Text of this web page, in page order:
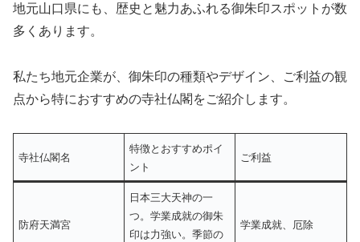
地元山口県にも、歴史と魅力あふれる御朱印スポットが数
多くあります。
私たち地元企業が、御朱印の種類やデザイン、ご利益の観
点から特におすすめの寺社仏閣をご紹介します。
寺社仏閣名
特徴とおすすめポイ
ント
ご利益
防府天満宮
日本三大天神の一
つ。学業成就の御朱
印は力強い。季節の
学業成就、厄除